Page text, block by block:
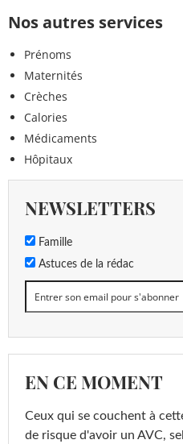
Nos autres services
Prénoms
Maternités
Crèches
Calories
Médicaments
Hôpitaux
NEWSLETTERS
Famille
Astuces de la rédac
EN CE MOMENT
Ceux qui se couchent à
de risque d'avoir un AVC,